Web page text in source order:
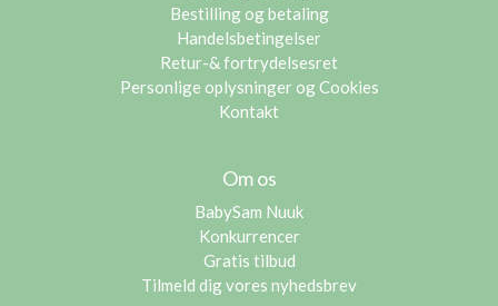
Bestilling og betaling
Handelsbetingelser
Retur-& fortrydelsesret
Personlige oplysninger og Cookies
Kontakt
Om os
BabySam Nuuk
Konkurrencer
Gratis tilbud
Tilmeld dig vores nyhedsbrev